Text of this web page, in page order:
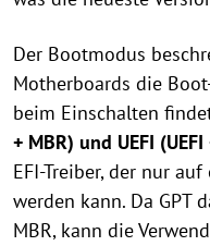
Der Bootmodus
Motherboards die
beim Einschalten
+ MBR) und UEFI (UEFI
EFI-Treiber, der nur
werden kann. Da GPT
MBR, kann die